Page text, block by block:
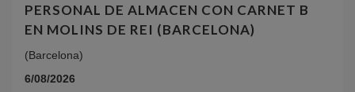
PERSONAL DE ALMACEN CON CARNET B
EN MOLINS DE REI (BARCELONA)
(Barcelona)
6/08/2026